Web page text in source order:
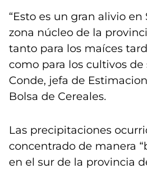
“Esto es un gran alivio en
zona núcleo de la
tanto para los maíces
como para los cultivos de
Conde, jefa de
Bolsa de Cereales.
Las precipitaciones
concentrado de manera
en el sur de la provincia